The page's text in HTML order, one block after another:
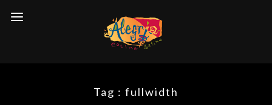
Tag : fullwidth